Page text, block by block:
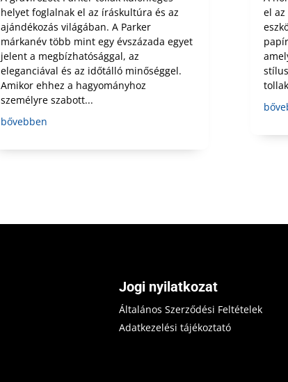
helyet foglalnak el az íráskultúra és az
ajándékozás világában. A Parker
márkanév több mint egy évszázada egyet
jelent a megbízhatósággal, az
eleganciával és az időtálló minőséggel.
Amikor ehhez a hagyományhoz
személyre szabott...
bővebben
el
Jogi nyilatkozat
Általános Szerződési Feltételek
Adatkezelési tájékoztató